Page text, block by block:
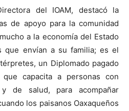
del IOAM, destacó la
de apoyo para la comunidad
a la economía del Estado
que envían a su familia; es el
un Diplomado pagado
capacita a personas con
de salud, para acompañar
los paisanos Oaxaqueños